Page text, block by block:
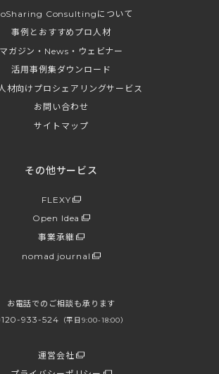
Consultingについて
事例とおすすめプロ人材
マガジン・News・ウェビナー
活用事例集ダウンロード
材向けプロシェアリングサービス
お問い合わせ
サイトマップ
その他サービス
FLEXY
Open Idea
事業承継
nomad journal
お電話でのご相談も承ります
933-524 （平日9:00-18:00）
運営会社